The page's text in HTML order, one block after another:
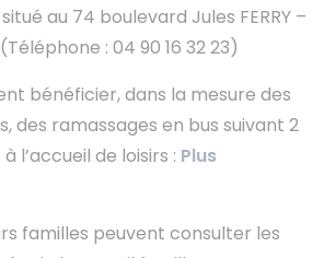
au 74 boulevard Jules FERRY –
: 04 90 16 32 23)
bénéficier, dans la mesure des
des ramassages en bus suivant 2
l’accueil de loisirs : Plus
familles peuvent consulter les